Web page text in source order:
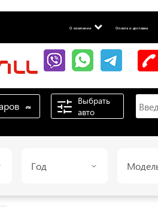
О компании Оплата и доставка
Выбрать
авто
Год